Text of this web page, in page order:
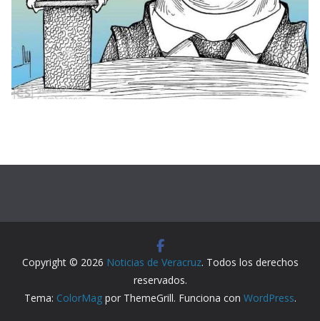
Copyright © 2026 Noticias de Veracruz. Todos los derechos
reservados.
Tema: ColorMagpor ThemeGrill. Funciona con WordPress.